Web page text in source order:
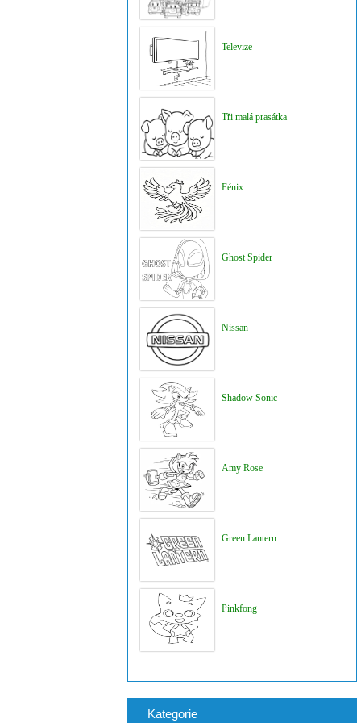
Televize
Tři malá prasátka
Fénix
Ghost Spider
Nissan
Shadow Sonic
Amy Rose
Green Lantern
Pinkfong
Kategorie